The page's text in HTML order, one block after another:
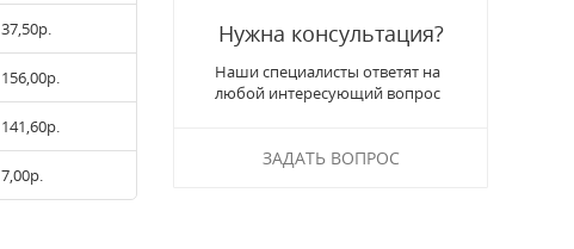
37,50р.
156,00р.
141,60р.
7,00р.
Нужна консультация?
Наши специалисты ответят на
любой интересующий вопрос
ЗАДАТЬ ВОПРОС